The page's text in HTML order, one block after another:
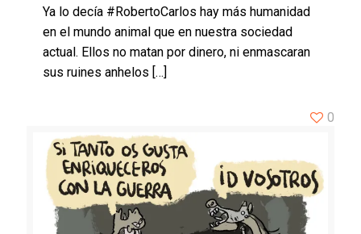
Ya lo decía #RobertoCarlos hay más humanidad
en el mundo animal que en nuestra sociedad
actual. Ellos no matan por dinero, ni enmascaran
sus ruines anhelos […]
0